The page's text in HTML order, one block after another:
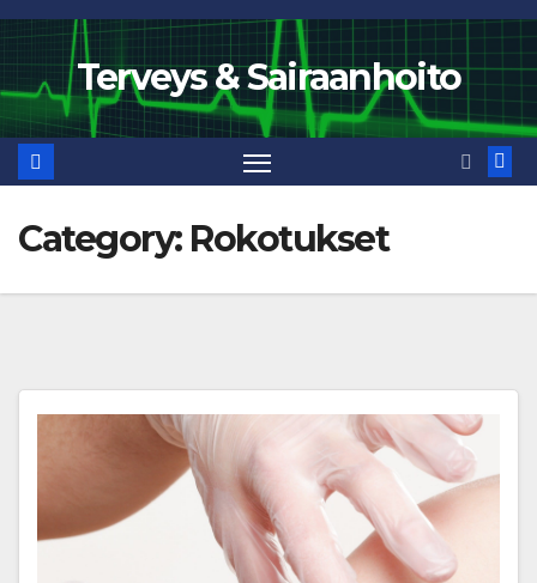
Skip
content Terveys & Sairaanhoito
Category: Rokotukset